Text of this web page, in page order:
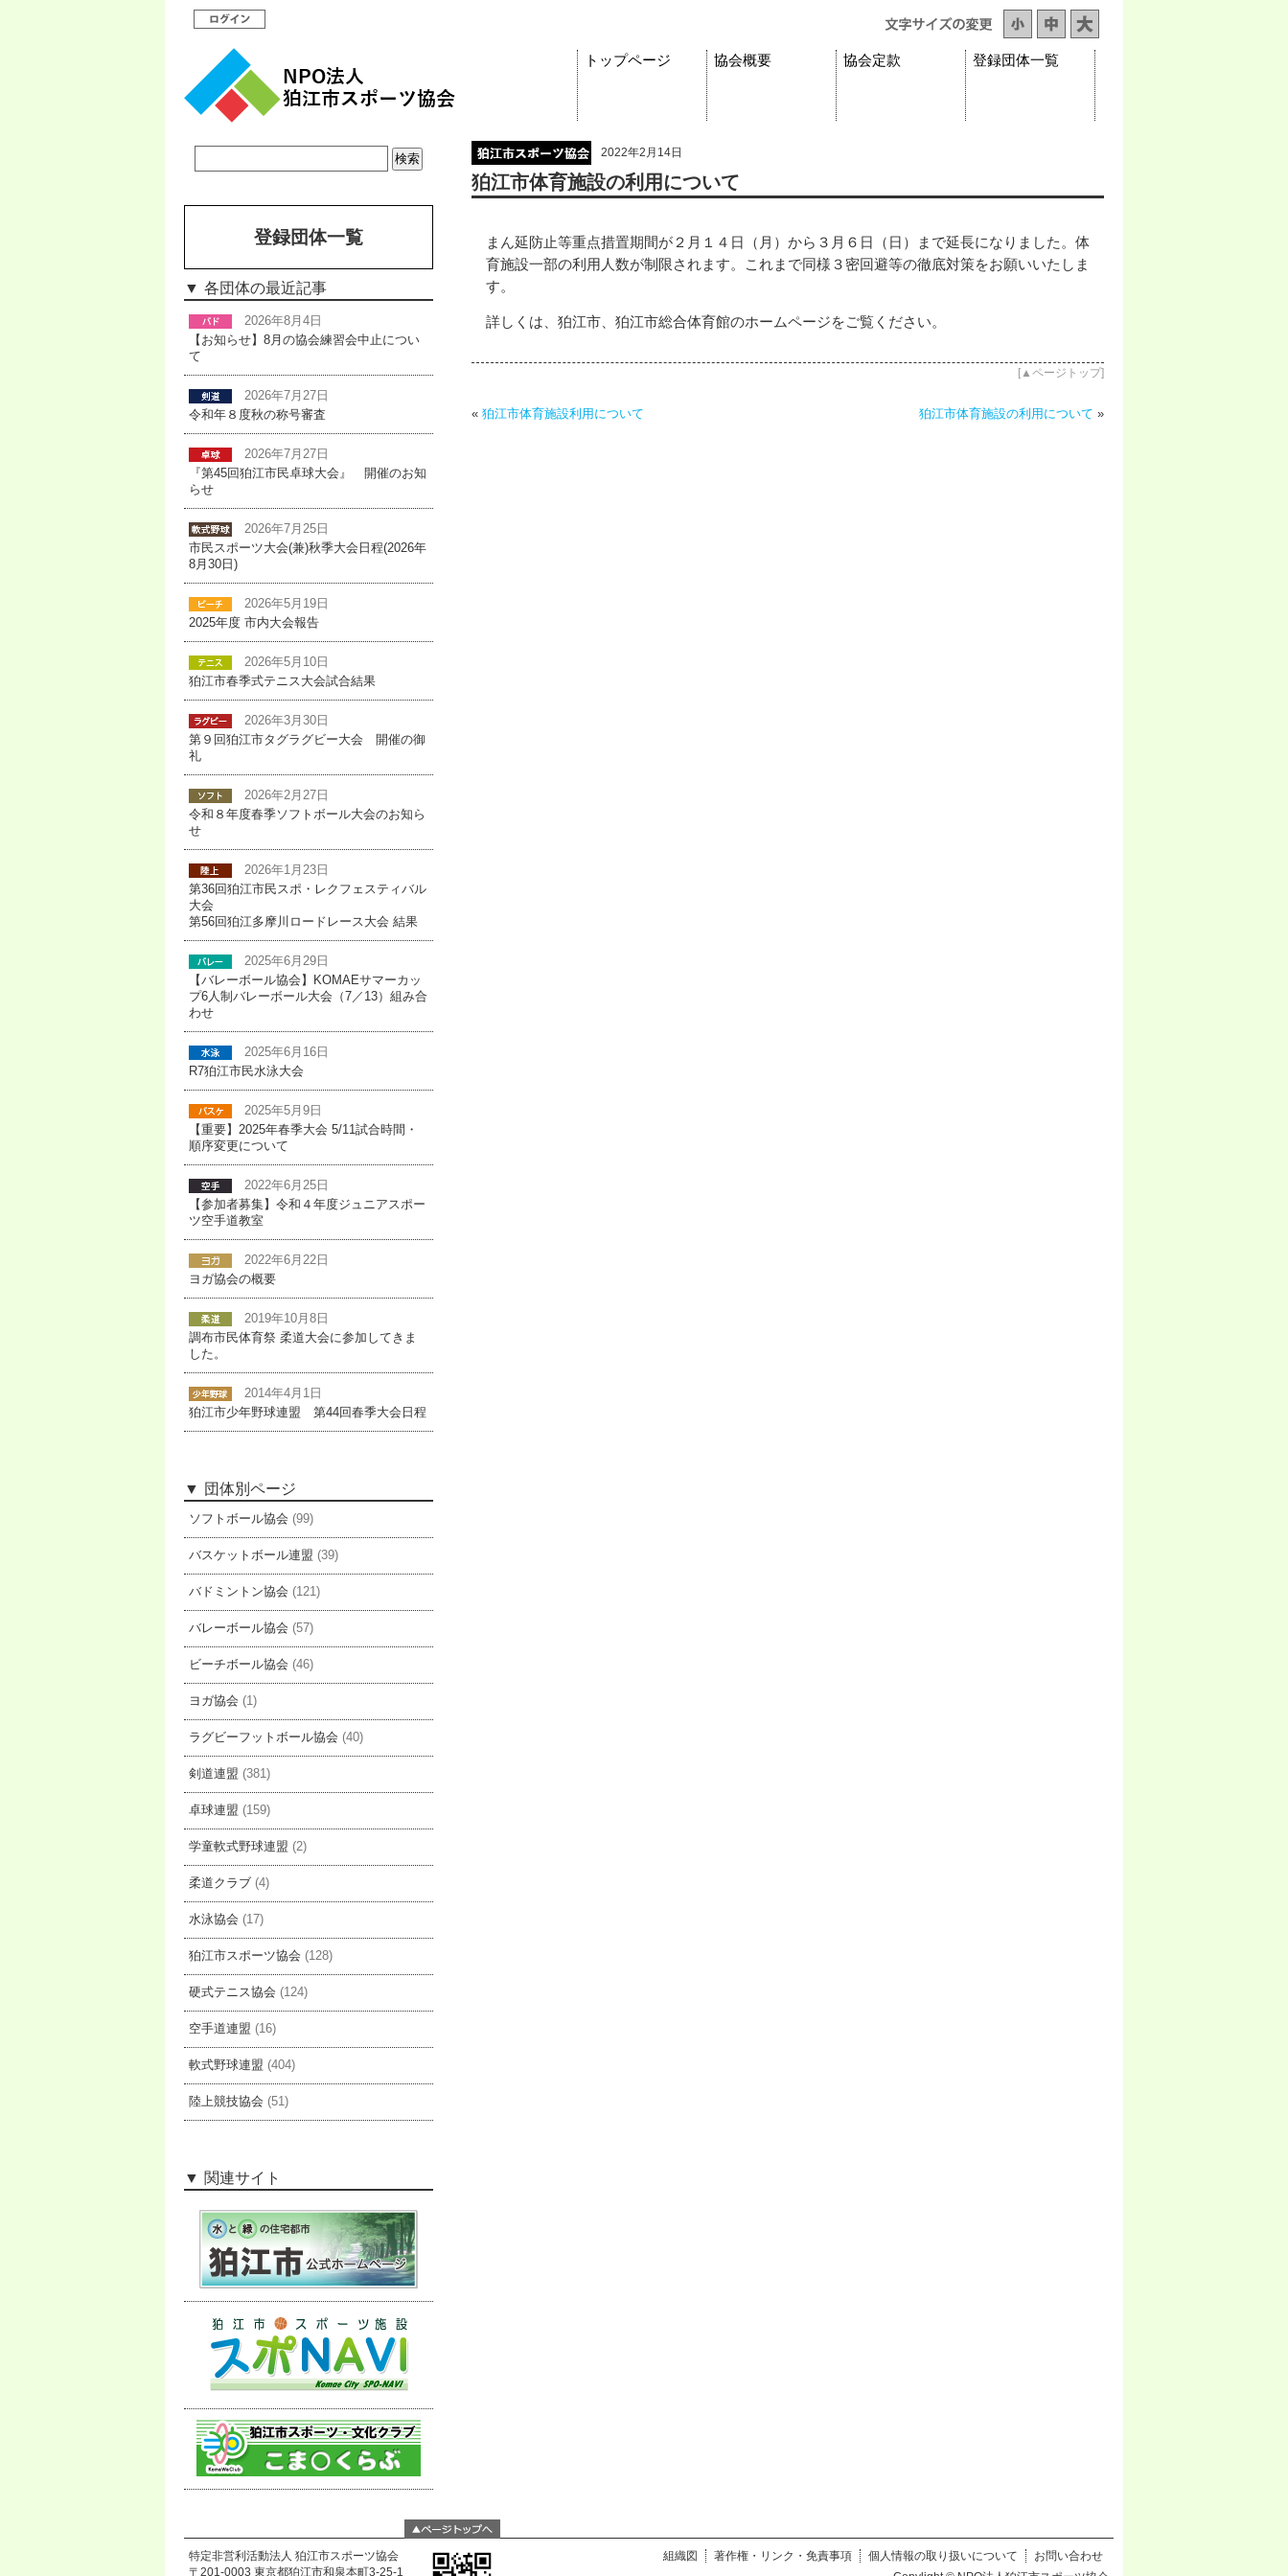
トップページ 協会概要 協会定款 登録団体一覧
2022年2月14日
狛江市体育施設の利用について
まん延防止等重点措置期間が２月１４日（月）から３月６日（日）まで延長になりました。体
育施設一部の利用人数が制限されます。これまで同様３密回避等の徹底対策をお願いいたしま
す。
詳しくは、狛江市、狛江市総合体育館のホームページをご覧ください。
[▲ページトップ]
« 狛江市体育施設利用について 狛江市体育施設の利用について »
登録団体一覧
各団体の最近記事
2026年8月4日
【お知らせ】8月の協会練習会中止につい
て
2026年7月27日
令和年８度秋の称号審査
2026年7月27日
『第45回狛江市民卓球大会』 開催のお知
らせ
2026年7月25日
市民スポーツ大会(兼)秋季大会日程(2026年
8月30日)
2026年5月19日
2025年度 市内大会報告
2026年5月10日
狛江市春季式テニス大会試合結果
2026年3月30日
第９回狛江市タグラグビー大会 開催の御
礼
2026年2月27日
令和８年度春季ソフトボール大会のお知ら
せ
2026年1月23日
第36回狛江市民スポ・レクフェスティバル
大会
第56回狛江多摩川ロードレース大会 結果
2025年6月29日
【バレーボール協会】KOMAEサマーカッ
プ6人制バレーボール大会（7／13）組み合
わせ
2025年6月16日
R7狛江市民水泳大会
2025年5月9日
【重要】2025年春季大会 5/11試合時間・
順序変更について
2022年6月25日
【参加者募集】令和４年度ジュニアスポー
ツ空手道教室
2022年6月22日
ヨガ協会の概要
2019年10月8日
調布市民体育祭 柔道大会に参加してきま
した。
2014年4月1日
狛江市少年野球連盟 第44回春季大会日程
団体別ページ
ソフトボール協会 (99)
バスケットボール連盟 (39)
バドミントン協会 (121)
バレーボール協会 (57)
ビーチボール協会 (46)
ヨガ協会 (1)
ラグビーフットボール協会 (40)
剣道連盟 (381)
卓球連盟 (159)
学童軟式野球連盟 (2)
柔道クラブ (4)
水泳協会 (17)
狛江市スポーツ協会 (128)
硬式テニス協会 (124)
空手道連盟 (16)
軟式野球連盟 (404)
陸上競技協会 (51)
関連サイト
特定非営利活動法人 狛江市スポーツ協会
〒201-0003 東京都狛江市和泉本町3-25-1
組織図 著作権・リンク・免責事項 個人情報の取り扱いについて
お問い合わせ